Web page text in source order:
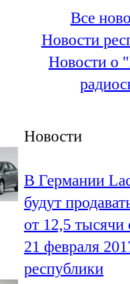
100,3 FM
Зәй
106,6 FM
Кадыбаш
105,2 FM
91,5 FM
106,1 FM
Кама тамагы
71,51 FM
Кукмара
107,9 FM
Все
Новости
Новости о
Новости
В Германии
будут
от 12,5 тысячи
21 февраля
республики